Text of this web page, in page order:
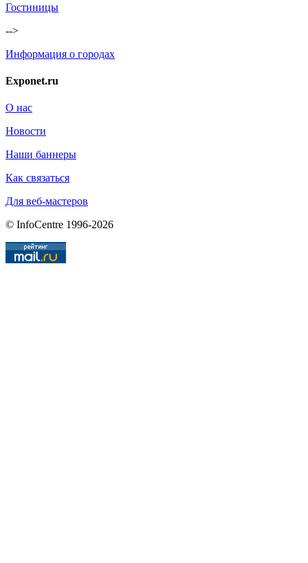
Гостиницы
-->
Информация о городах
Exponet.ru
О нас
Новости
Наши баннеры
Как связаться
Для веб-мастеров
© InfoCentre 1996-2026